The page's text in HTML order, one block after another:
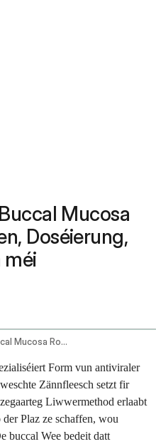
Mucosa
Doséierung,
méi
Acyclovir Buccal Mucosa Route
Form vun antiviraler
Zännfleesch setzt fir
Liwwermethod erlaabt
Plaz ze schaffen, wou
buccal Wee bedeit datt